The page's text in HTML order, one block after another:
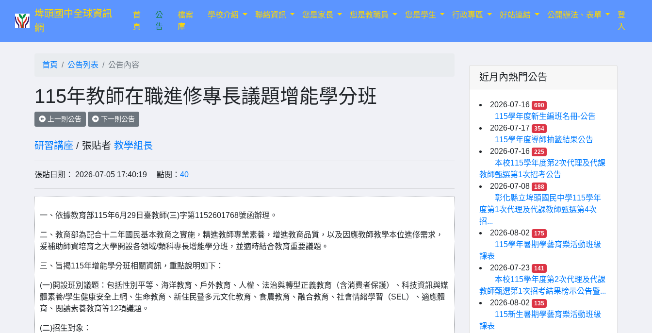
埤頭國中全球資訊
網
首
頁(current)
公
告
檔案
庫
學校介紹 聯絡資訊 您是家長 您是教職員 您是學生 行政專區 好站連結 公開辦法、表單
登
入
首頁 公告列表 公告內容
115年教師在職進修專長議題增能學分班
上一則公告 下一則公告
研習講座 / 張貼者 教學組長
張貼日期： 2026-07-05 17:40:19 點閱： 40
一、依據教育部115年6月29日臺教師(三)字第1152601768號函辦理。
二、教育部為配合十二年國民基本教育之實施，精進教師專業素養，增進教育品質，以及因應教師教學本位進修需求，
爰補助師資培育之大學開設各領域/類科專長增能學分班，並適時結合教育重要議題。
三、旨揭115年增能學分班相關資訊，重點說明如下：
(一)開設班別議題：包括性別平等、海洋教育、戶外教育、人權、法治與轉型正義教育（含消費者保護）、科技資訊與媒
體素養/學生健康安全上網、生命教育、新住民暨多元文化教育、食農教育、融合教育、社會情緒學習（SEL）、適應體
育、閱讀素養教育等12項議題。
(二)招生對象：
近月內熱門公告
2026-07-16 690
115學年度新生編班名冊-公告
2026-07-17
354
115學年度導師抽籤結果公告
2026-07-16
225
本校115學年度第2次代理及代課
教師甄選第1次招考公告
2026-07-08
188
彰化縣立埤頭國民中學115學年
度第1次代理及代課教師甄選第4次
招...
2026-08-02
175
115學年暑期學藝育樂活動班級
課表
2026-07-23
141
本校115學年度第2次代理及代課
教師甄選第1次招考結果榜示公告暨...
2026-08-02
135
115新生暑期學藝育樂活動班級
課表